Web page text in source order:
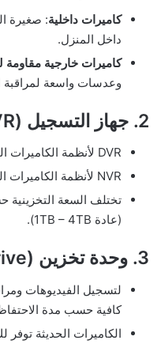
كاميرات داخلية: صغيرة
داخل المنزل.
كاميرات خارجية مقاومة
وعدسات واسعة لمراقبة
2. جهاز التسجيل (DVR/NVR)
DVR لأنظمة الكاميرات التقليدية (Analog).
NVR لأنظمة الكاميرات الرقمية (IP).
تختلف السعة
(عادة 1TB – 4TB).
3. وحدة تخزين (Hard Drive)
لتسجيل الفيديوهات
كافية حسب مدة
الكاميرات الحديثة توفر